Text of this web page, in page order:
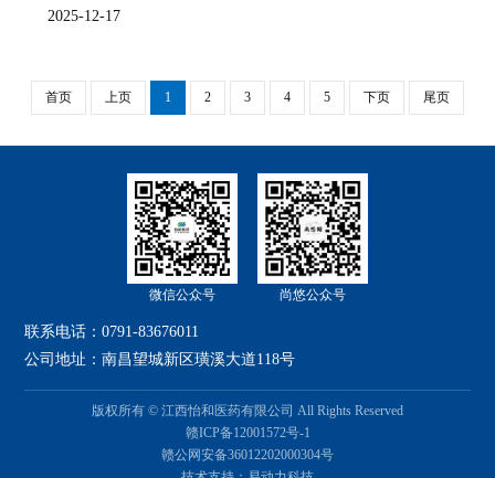
2025-12-17
首页 上页 1 2 3 4 5 下页 尾页
联系电话：0791-83676011
公司地址：南昌望城新区璜溪大道118号
微信公众号 尚悠公众号
版权所有 © 江西怡和医药有限公司 All Rights Reserved
赣ICP备12001572号-1
赣公网安备36012202000304号